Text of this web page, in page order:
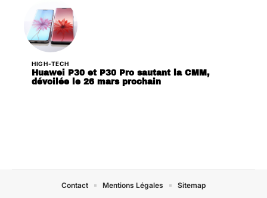
HIGH-TECH
Huawei P30 et P30 Pro sautant la CMM,
dévoilée le 26 mars prochain
Contact Mentions Légales Sitemap